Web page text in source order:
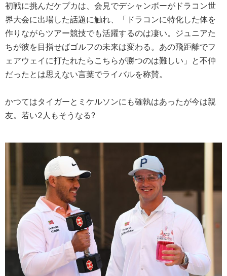
初戦に挑んだケプカは、会見でデシャンボーがドラコン世
界大会に出場した話題に触れ、「ドラコンに特化した体を
作りながらツアー競技でも活躍するのは凄い。ジュニアた
ちが彼を目指せばゴルフの未来は変わる。あの飛距離でフ
ェアウェイに打たれたらこちらが勝つのは難しい」と不仲
だったとは思えない言葉でライバルを称賛。
かつてはタイガーとミケルソンにも確執はあったが今は親
友。若い2人もそうなる?